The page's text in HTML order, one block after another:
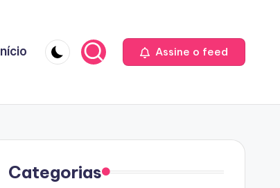
Início Assine o feed
Categorias